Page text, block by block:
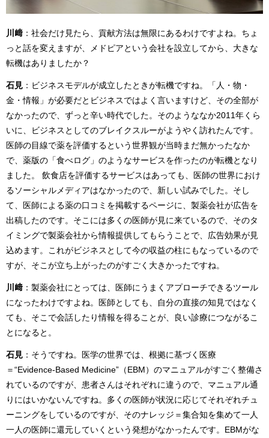
川﨑 ：社会だけ見たら、貢献方法は無限にあるわけですよね。ちょ
っと話を変えますが、メドピアという会社を設立してから、大きな
転機はありましたか？
石見 ：ビジネスモデルが成立したときが転機ですね。「人・物・
金・情報」が必要だとビジネスではよく言いますけど、その全部が
なかったので、ずっと辛い時代でした。そのようななか2011年くら
いに、ビジネスとしてのブレイクスルーがようやく訪れたんです。
医師の目線で薬を評価するという世界観が当時まだ無かったなか
で、薬版の「食べログ」のようなサービスを作ったのが転機となり
ました。 飲食店を評価するサービスはあっても、医師の世界におけ
るソーシャルメディアはなかったので、新しい試みでした。そし
て、医師による薬の口コミを掲載するページに、製薬会社が広告を
出稿したのです。そこには多くの医師が見に来ているので、そのタ
イミングで製薬会社から情報提供してもらうことで、広告効果が見
込めます。これがビジネスとして今の収益の柱にもなっているので
すが、そこが立ち上がったのがすごく大きかったですね。
川﨑 ：製薬会社にとっては、医師にうまくアプローチできるツール
になったわけですよね。医師としても、自分の直接の知見ではなく
ても、そこで会話したり情報を得ることが、良い診療につながるこ
とになると。
石見 ：そうですね。医学の世界では、根拠に基づく医療
＝“Evidence-Based Medicine”（EBM）のマニュアルがすごく整備さ
れているのですが、患者さんはそれぞれに違うので、マニュアル通
りにはいかないんですね。多くの医師が状況に応じてそれぞれチュ
ーニングをしているのですが、そのナレッジ＝集合知を集めて一人
一人の医師に還元していくという発想がなかったんです。EBMがな